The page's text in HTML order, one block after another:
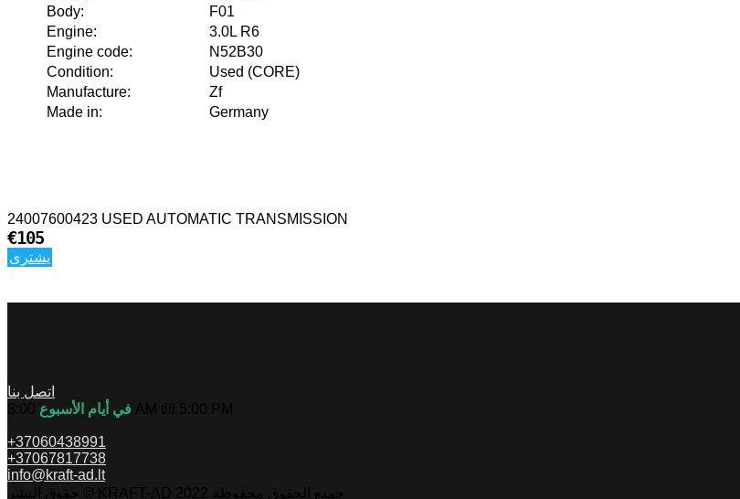
Body:
F01
Engine:
3.0L R6
Engine code:
N52B30
Condition:
Used (CORE)
Manufacture:
Zf
Made in: Germany
24007600423 USED AUTOMATIC TRANSMISSION
€105
يشترى
اتصل بنا
في أيام الأسبوع
+37060438991
+37067817738
info@kraft-ad.lt